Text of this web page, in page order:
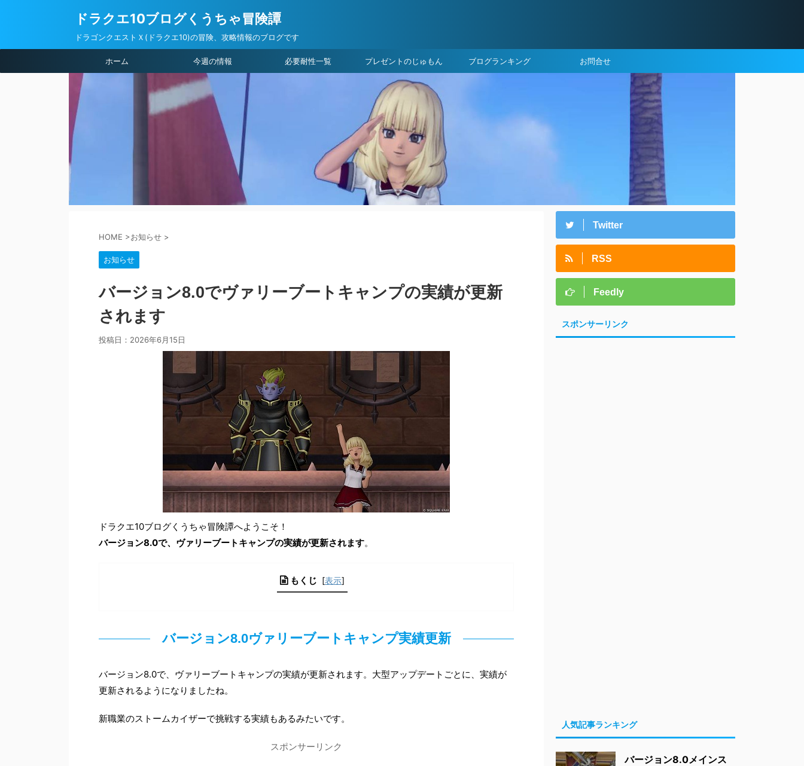
ドラクエ10ブログくうちゃ冒険譚
ドラゴンクエストＸ(ドラクエ10)の冒険、攻略情報のブログです
ホーム 今週の情報 必要耐性一覧 プレゼントのじゅもん ブログランキング お問合せ
HOME >お知らせ >
お知らせ
バージョン8.0でヴァリーブートキャンプの実績が更新
されます
投稿日： 2026年6月15日
ドラクエ10ブログくうちゃ冒険譚へようこそ！
バージョン8.0で、ヴァリーブートキャンプの実績が更新されます。
もくじ [表示]
バージョン8.0ヴァリーブートキャンプ実績更新
バージョン8.0で、ヴァリーブートキャンプの実績が更新されます。大型アップデートごとに、実績が
更新されるようになりましたね。
新職業のストームカイザーで挑戦する実績もあるみたいです。
スポンサーリンク
Twitter
RSS
Feedly
スポンサーリンク
人気記事ランキング
バージョン8.0メインス